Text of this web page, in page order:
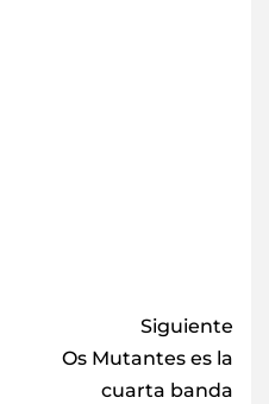
Siguiente
Os Mutantes es la
cuarta banda